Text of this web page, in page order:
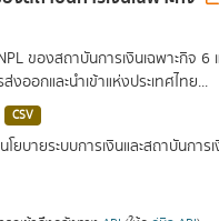
ของสถาบันการเงินเฉพาะกิจ
งออกและนำเข้าแห่งประเทศไทย...
CSV
ยบายระบบการเงินและสถาบันการ